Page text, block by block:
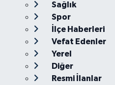
Sağlık
Spor
İlçe Haberleri
Vefat Edenler
Yerel
Diğer
Resmi İlanlar